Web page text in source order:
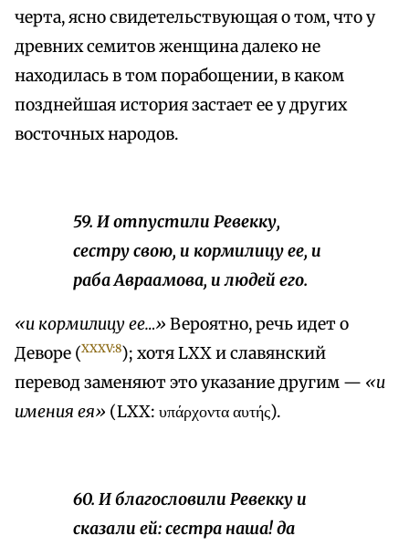
черта, ясно свидетельствующая о том, что у
древних семитов женщина далеко не
находилась в том порабощении, в каком
позднейшая история застает ее у других
восточных народов.
59. И отпустили Ревекку,
сестру свою, и кормилицу ее, и
раба Авраамова, и людей его.
«и кормилицу ее…» Вероятно, речь идет о
Деворе (XXXV:8); хотя LXX и славянский
перевод заменяют это указание другим — «и
имения ея» (LXX: υπάρχοντα αυτής).
60. И благословили Ревекку и
сказали ей: сестра наша! да